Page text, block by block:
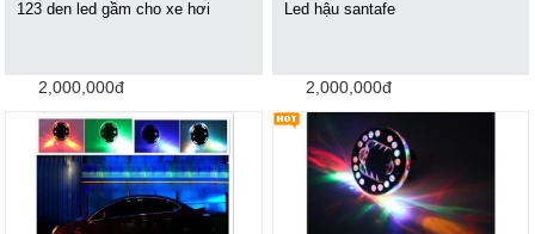
123 den led gầm cho xe hơi
2,000,000đ
Led hậu santafe
2,000,000đ